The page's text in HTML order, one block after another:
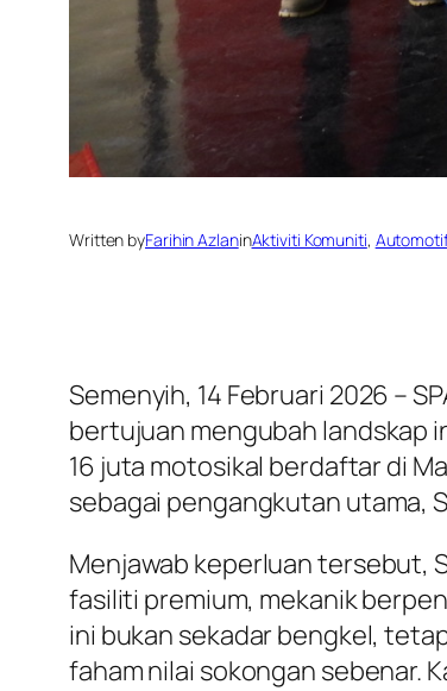
Written byFarihin AzlaninAktiviti Komuniti, Automotif
Semenyih, 14 Februari 2026 –
bertujuan mengubah landskap
16 juta motosikal berdaftar di
sebagai pengangkutan utama,
Menjawab keperluan tersebut,
fasiliti premium, mekanik
ini bukan sekadar bengkel,
faham nilai sokongan sebenar.